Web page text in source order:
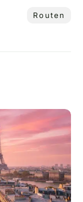
Routen